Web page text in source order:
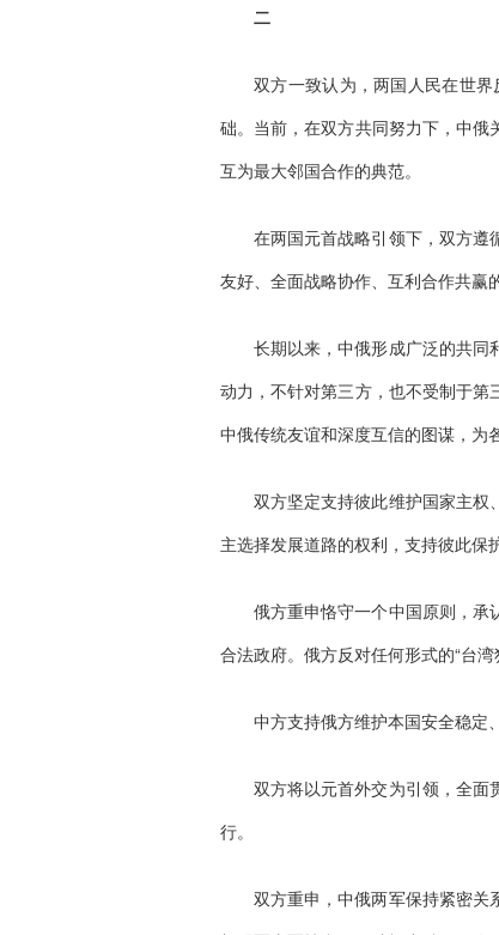
二
双方一致认为，两国人民在世
础。当前，在双方共同努力下，中
互为最大邻国合作的典范。
在两国元首战略引领下，双方
友好、全面战略协作、互利合作共赢
长期以来，中俄形成广泛的共同
动力，不针对第三方，也不受制于
中俄传统友谊和深度互信的图谋，为
双方坚定支持彼此维护国家主权
主选择发展道路的权利，支持彼此保
俄方重申恪守一个中国原则，承
合法政府。俄方反对任何形式的“台
中方支持俄方维护本国安全稳定
双方将以元首外交为引领，全面
行。
双方重申，中俄两军保持紧密关